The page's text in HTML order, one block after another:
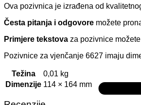
Ova pozivnica je izrađena od
Česta pitanja i odgovore možete
Primjere tekstova za pozivnice
Pozivnice za vjenčanje 6627 imaju
Težina
0,01 kg
Dimenzije 114 × 164 mm